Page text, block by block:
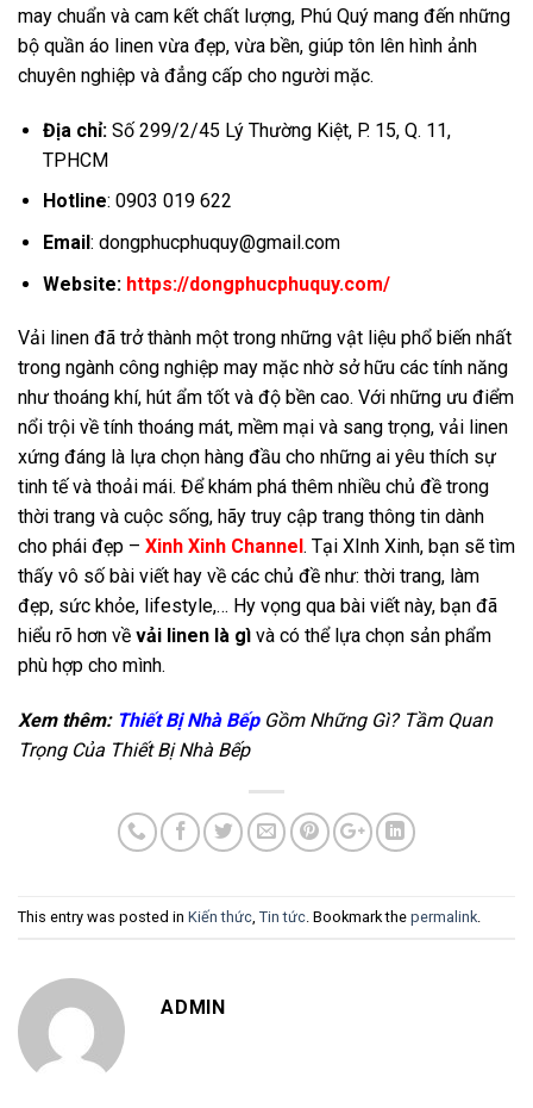
may chuẩn và cam kết chất lượng, Phú Quý mang đến những
bộ quần áo linen vừa đẹp, vừa bền, giúp tôn lên hình ảnh
chuyên nghiệp và đẳng cấp cho người mặc.
Địa chỉ:Số 299/2/45 Lý Thường Kiệt, P. 15, Q. 11,
TPHCM
Hotline: 0903 019 622
Email: dongphucphuquy@gmail.com
Website: https://dongphucphuquy.com/
Vải linen đã trở thành một trong những vật liệu phổ biến nhất
trong ngành công nghiệp may mặc nhờ sở hữu các tính năng
như thoáng khí, hút ẩm tốt và độ bền cao. Với những ưu điểm
nổi trội về tính thoáng mát, mềm mại và sang trọng, vải linen
xứng đáng là lựa chọn hàng đầu cho những ai yêu thích sự
tinh tế và thoải mái. Để khám phá thêm nhiều chủ đề trong
thời trang và cuộc sống, hãy truy cập trang thông tin dành
cho phái đẹp – Xinh Xinh Channel . Tại XInh Xinh, bạn sẽ tìm
thấy vô số bài viết hay về các chủ đề như: thời trang, làm
đẹp, sức khỏe, lifestyle,… Hy vọng qua bài viết này, bạn đã
hiểu rõ hơn về vải linen là gì và có thể lựa chọn sản phẩm
phù hợp cho mình.
Xem thêm: Thiết Bị Nhà Bếp Gồm Những Gì? Tầm Quan
Trọng Của Thiết Bị Nhà Bếp
This entry was posted in Kiến thức Tin tức . Bookmark the permalink
ADMIN